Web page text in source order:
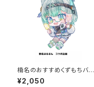
楠名のおすすめくずもちバー
セット
¥2,050